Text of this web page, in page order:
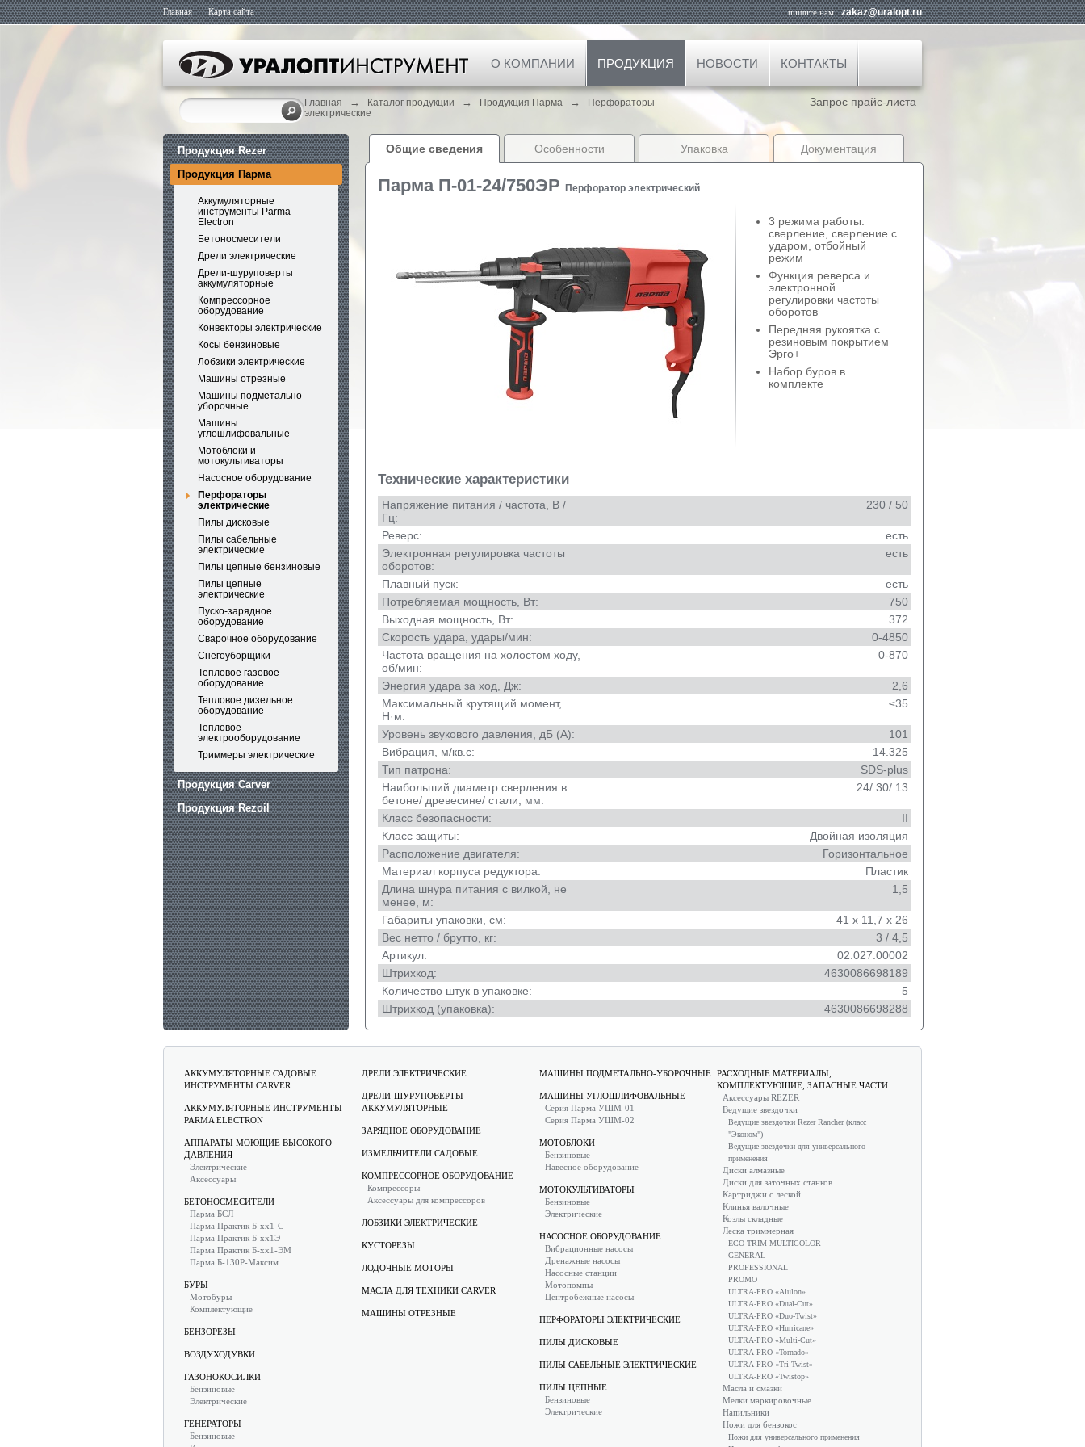
Главная Карта сайта пишите намzakaz@uralopt.ru
О КОМПАНИИ ПРОДУКЦИЯ НОВОСТИ КОНТАКТЫ
Главная → Каталог продукции → Продукция Парма →
Перфораторы
электрические
Запрос прайс-листа
Продукция Rezer
Продукция Парма
Аккумуляторные
инструменты Parma
Electron
Бетоносмесители
Дрели электрические
Дрели-шуруповерты
аккумуляторные
Компрессорное
оборудование
Конвекторы электрические
Косы бензиновые
Лобзики электрические
Машины отрезные
Машины подметально-
уборочные
Машины
углошлифовальные
Мотоблоки и
мотокультиваторы
Насосное оборудование
Перфораторы
электрические
Пилы дисковые
Пилы сабельные
электрические
Пилы цепные бензиновые
Пилы цепные
электрические
Пуско-зарядное
оборудование
Сварочное оборудование
Снегоуборщики
Тепловое газовое
оборудование
Тепловое дизельное
оборудование
Тепловое
электрооборудование
Триммеры электрические
Продукция Carver
Продукция Rezoil
Общие сведения Особенности Упаковка Документация
Парма П-01-24/750ЭР Перфоратор электрический
3 режима работы:
сверление, сверление с
ударом, отбойный
режим
Функция реверса и
электронной
регулировки частоты
оборотов
Передняя рукоятка с
резиновым покрытием
Эрго+
Набор буров в
комплекте
Технические характеристики
Напряжение питания / частота, В /
Гц:
230 / 50
Реверс:
есть
Электронная регулировка частоты
оборотов:
есть
Плавный пуск:
есть
Потребляемая мощность, Вт:
750
Выходная мощность, Вт:
372
Скорость удара, удары/мин:
0-4850
Частота вращения на холостом ходу,
об/мин:
0-870
Энергия удара за ход, Дж:
2,6
Максимальный крутящий момент,
H·м:
≤35
Уровень звукового давления, дБ (А):
101
Вибрация, м/кв.с:
14.325
Тип патрона:
SDS-plus
Наибольший диаметр сверления в
бетоне/ древесине/ стали, мм:
24/ 30/ 13
Класс безопасности:
II
Класс защиты:
Двойная изоляция
Расположение двигателя:
Горизонтальное
Материал корпуса редуктора:
Пластик
Длина шнура питания с вилкой, не
менее, м:
1,5
Габариты упаковки, cм:
41 x 11,7 x 26
Вес нетто / брутто, кг:
3 / 4,5
Артикул:
02.027.00002
Штрихкод:
4630086698189
Количество штук в упаковке:
5
Штрихкод (упаковка):
4630086698288
АККУМУЛЯТОРНЫЕ САДОВЫЕ
ИНСТРУМЕНТЫ CARVER
АККУМУЛЯТОРНЫЕ ИНСТРУМЕНТЫ
PARMA ELECTRON
АППАРАТЫ МОЮЩИЕ ВЫСОКОГО
ДАВЛЕНИЯ
Электрические
Аксессуары
БЕТОНОСМЕСИТЕЛИ
Парма БСЛ
Парма Практик Б-хх1-С
Парма Практик Б-хх1Э
Парма Практик Б-хх1-ЭМ
Парма Б-130Р-Максим
БУРЫ
Мотобуры
Комплектующие
БЕНЗОРЕЗЫ
ВОЗДУХОДУВКИ
ГАЗОНОКОСИЛКИ
Бензиновые
Электрические
ГЕНЕРАТОРЫ
Бензиновые
ДРЕЛИ ЭЛЕКТРИЧЕСКИЕ
ДРЕЛИ-ШУРУПОВЕРТЫ
АККУМУЛЯТОРНЫЕ
ЗАРЯДНОЕ ОБОРУДОВАНИЕ
ИЗМЕЛЬЧИТЕЛИ САДОВЫЕ
КОМПРЕССОРНОЕ ОБОРУДОВАНИЕ
Компрессоры
Аксессуары для компрессоров
ЛОБЗИКИ ЭЛЕКТРИЧЕСКИЕ
КУСТОРЕЗЫ
ЛОДОЧНЫЕ МОТОРЫ
МАСЛА ДЛЯ ТЕХНИКИ CARVER
МАШИНЫ ОТРЕЗНЫЕ
МАШИНЫ ПОДМЕТАЛЬНО-УБОРОЧНЫЕ
МАШИНЫ УГЛОШЛИФОВАЛЬНЫЕ
Серия Парма УШМ-01
Серия Парма УШМ-02
МОТОБЛОКИ
Бензиновые
Навесное оборудование
МОТОКУЛЬТИВАТОРЫ
Бензиновые
Электрические
НАСОСНОЕ ОБОРУДОВАНИЕ
Вибрационные насосы
Дренажные насосы
Насосные станции
Мотопомпы
Центробежные насосы
ПЕРФОРАТОРЫ ЭЛЕКТРИЧЕСКИЕ
ПИЛЫ ДИСКОВЫЕ
ПИЛЫ САБЕЛЬНЫЕ ЭЛЕКТРИЧЕСКИЕ
ПИЛЫ ЦЕПНЫЕ
Бензиновые
Электрические
РАСХОДНЫЕ МАТЕРИАЛЫ,
КОМПЛЕКТУЮЩИЕ, ЗАПАСНЫЕ ЧАСТИ
Аксессуары REZER
Ведущие звездочки
Ведущие звездочки Rezer Rancher (класс
"Эконом")
Ведущие звездочки для универсального
применения
Диски алмазные
Диски для заточных станков
Картриджи с леской
Клинья валочные
Козлы складные
Леска триммерная
ECO-TRIM MULTICOLOR
GENERAL
PROFESSIONAL
PROMO
ULTRA-PRO «Alulon»
ULTRA-PRO «Dual-Cut»
ULTRA-PRO «Duo-Twist»
ULTRA-PRO «Hurricane»
ULTRA-PRO «Multi-Cut»
ULTRA-PRO «Tornado»
ULTRA-PRO «Tri-Twist»
ULTRA-PRO «Twistop»
Масла и смазки
Мелки маркировочные
Напильники
Ножи для бензокос
Ножи для универсального применения